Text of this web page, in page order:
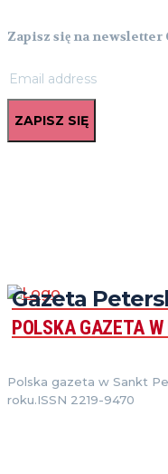
Zapisz się na
ZAPISZ SIĘ
Gazeta
POLSKA GAZETA W
Polska gazeta w Sankt
roku.ISSN 2219-9470